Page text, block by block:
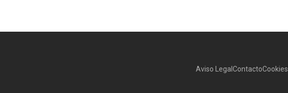
Aviso Legal ContactoCookies